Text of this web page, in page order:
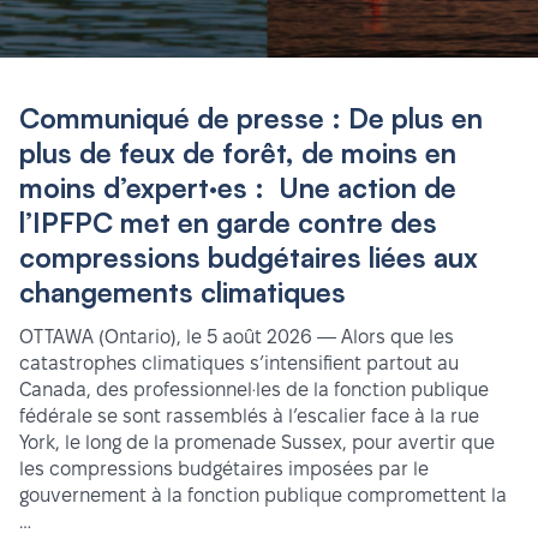
Communiqué de presse : De plus en
plus de feux de forêt, de moins en
moins d’expert·es : Une action de
l’IPFPC met en garde contre des
compressions budgétaires liées aux
changements climatiques
OTTAWA (Ontario), le 5 août 2026 — Alors que les
catastrophes climatiques s’intensifient partout au
Canada, des professionnel·les de la fonction publique
fédérale se sont rassemblés à l’escalier face à la rue
York, le long de la promenade Sussex, pour avertir que
les compressions budgétaires imposées par le
gouvernement à la fonction publique compromettent la
…